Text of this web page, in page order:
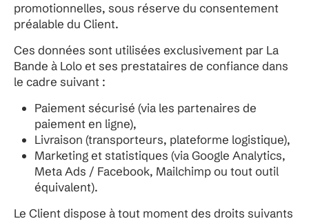
promotionnelles, sous réserve du consentement
préalable du Client.
Ces données sont utilisées exclusivement par La
Bande à Lolo et ses prestataires de confiance dans
le cadre suivant :
Paiement sécurisé (via les partenaires de
paiement en ligne),
Livraison (transporteurs, plateforme logistique),
Marketing et statistiques (via Google Analytics,
Meta Ads / Facebook, Mailchimp ou tout outil
équivalent).
Le Client dispose à tout moment des droits suivants